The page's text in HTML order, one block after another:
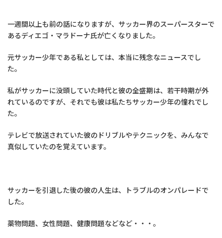
一週間以上も前の話になりますが、サッカー界のスーパースターで
あるディエゴ・マラドーナ氏が亡くなりました。
元サッカー少年である私としては、本当に残念なニュースでし
た。
私がサッカーに没頭していた時代と彼の全盛期は、若干時期が外
れているのですが、それでも彼は私たちサッカー少年の憧れでし
た。
テレビで放送されていた彼のドリブルやテクニックを、みんなで
真似していたのを覚えています。
サッカーを引退した後の彼の人生は、トラブルのオンパレードで
した。
薬物問題、女性問題、健康問題などなど・・・。